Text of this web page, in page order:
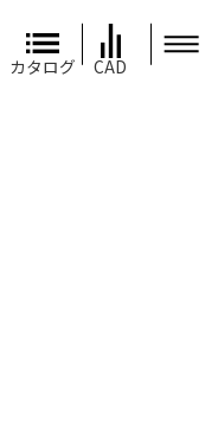
カタログ CAD